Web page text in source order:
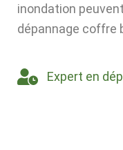
inondation
dépannage coffre
Expert en